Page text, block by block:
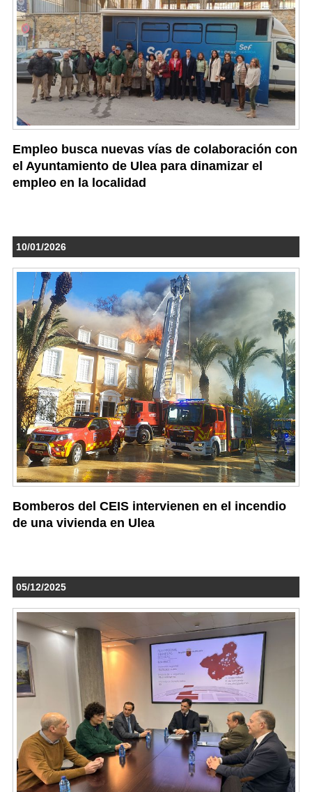
Empleo busca nuevas vías de colaboración con
el Ayuntamiento de Ulea para dinamizar el
empleo en la localidad
10/01/2026
Bomberos del CEIS intervienen en el incendio
de una vivienda en Ulea
05/12/2025